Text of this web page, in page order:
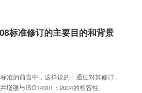
标准修订的主要目的和背景
准的前言中，这样说的：通过对其修订，
增强与ISO14001：2004的相容性。